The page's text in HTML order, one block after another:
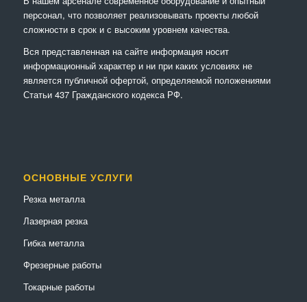
персонал, что позволяет реализовывать проекты любой
сложности в срок и с высоким уровнем качества.
Вся представленная на сайте информация носит
информационный характер и ни при каких условиях не
является публичной офертой, определяемой положениями
Статьи 437 Гражданского кодекса РФ.
ОСНОВНЫЕ УСЛУГИ
Резка металла
Лазерная резка
Гибка металла
Фрезерные работы
Токарные работы